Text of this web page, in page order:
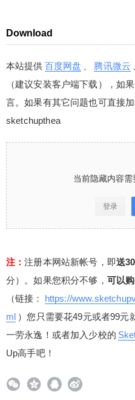
Download
本站提供 百度网盘 腾讯微云
（建议安装客户端下载），如
言。如果有其它问题也可直接
sketchupthea
当前隐藏内容需
登录
注：注册本网站新帐号，即送
分）。如果您积分不够， 可以
（链接：
https://
ml ）您只需要花49元或者99元
一劳永逸！或者加入少校的
Up高手吧！